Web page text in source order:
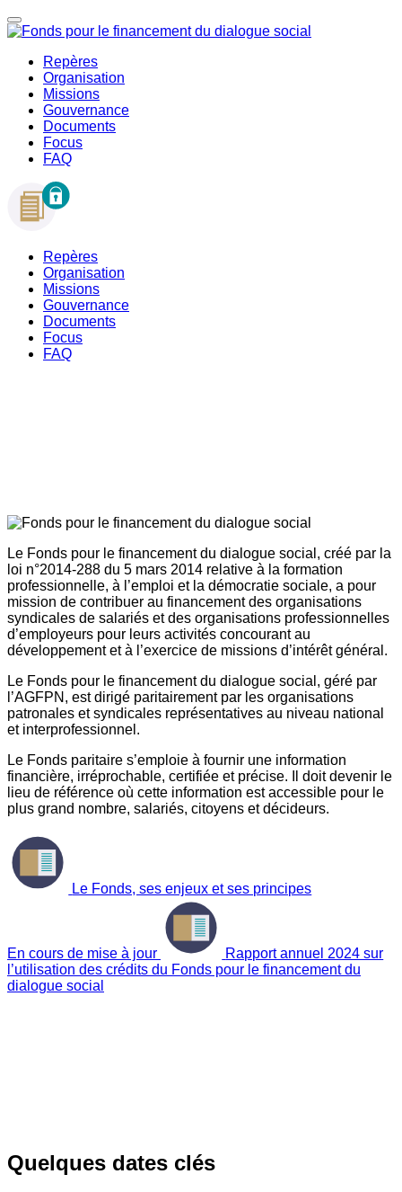
Repères
Organisation
Missions
Gouvernance
Documents
Focus
FAQ
Repères
Organisation
Missions
Gouvernance
Documents
Focus
FAQ
Le Fonds pour le financement du dialogue social, créé par la
loi n°2014-288 du 5 mars 2014 relative à la formation
professionnelle, à l’emploi et la démocratie sociale, a pour
mission de contribuer au financement des organisations
syndicales de salariés et des organisations professionnelles
d’employeurs pour leurs activités concourant au
développement et à l’exercice de missions d’intérêt général.
Le Fonds pour le financement du dialogue social, géré par
l’AGFPN, est dirigé paritairement par les organisations
patronales et syndicales représentatives au niveau national
et interprofessionnel.
Le Fonds paritaire s’emploie à fournir une information
financière, irréprochable, certifiée et précise. Il doit devenir le
lieu de référence où cette information est accessible pour le
plus grand nombre, salariés, citoyens et décideurs.
Le Fonds, ses enjeux et ses principes
En cours de mise à jour
Rapport annuel 2024 sur
l’utilisation des crédits du Fonds pour le financement du
dialogue social
Quelques dates clés